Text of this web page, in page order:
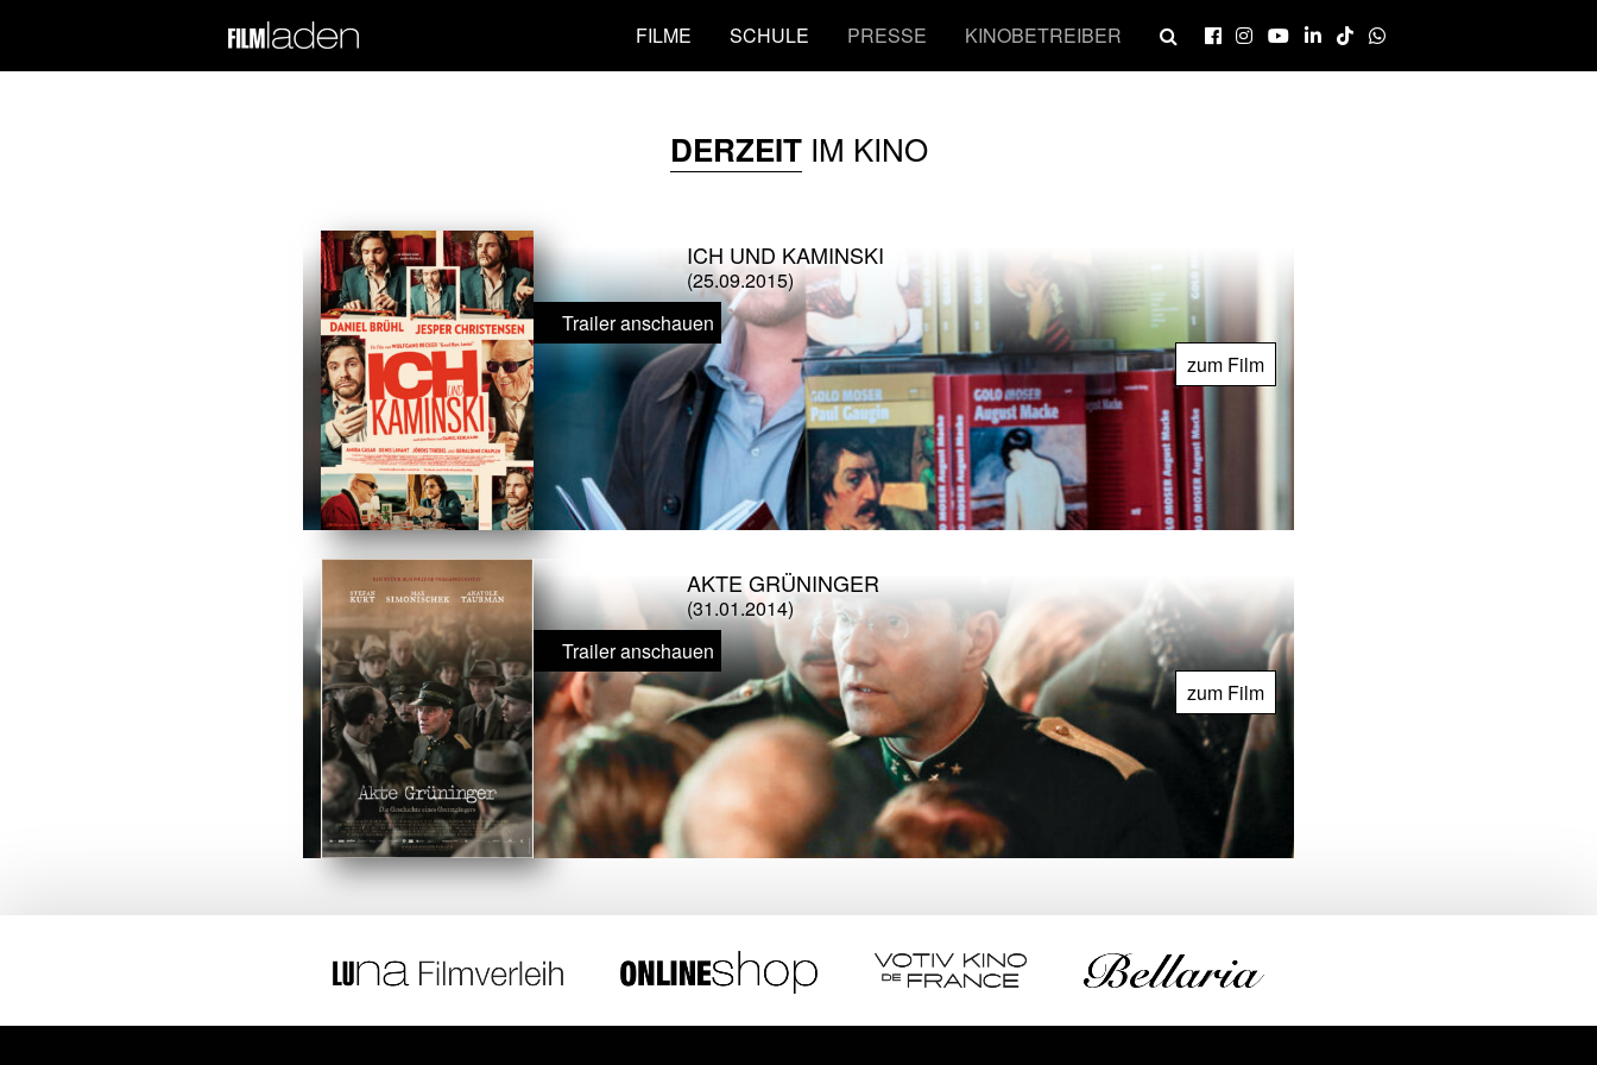
FILME SCHULE PRESSE KINOBETREIBER
DERZEITIM KINO
ICH UND KAMINSKI
(25.09.2015)
Trailer anschauen
zum Film
AKTE GRÜNINGER
(31.01.2014)
Trailer anschauen
zum Film